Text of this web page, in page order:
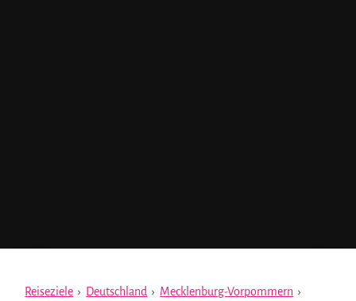
Reiseziele › Deutschland › Mecklenburg-Vorpommern ›